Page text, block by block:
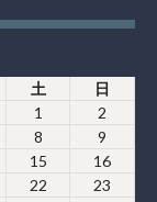
土
日
1
2
8
9
15
16
22
23